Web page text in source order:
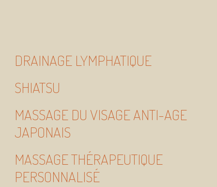
DRAINAGE LYMPHATIQUE
SHIATSU
MASSAGE DU VISAGE ANTI-AGE
JAPONAIS
MASSAGE THÉRAPEUTIQUE
PERSONNALISÉ